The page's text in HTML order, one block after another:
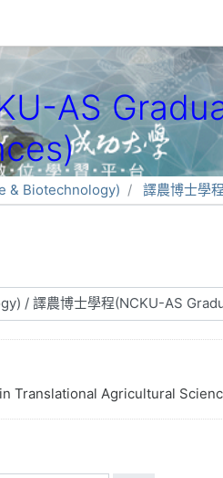
AS
& Biotechnology) 譯農博士學
Translational Agricultural